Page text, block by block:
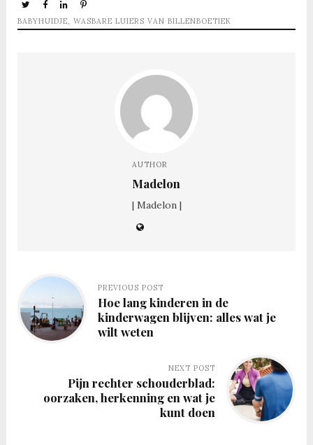
BABYHUIDJE, WASBARE LUIERS VAN BILLENBOETIEK
AUTHOR
Madelon
| Madelon |
PREVIOUS POST
Hoe lang kinderen in de
kinderwagen blijven: alles wat je
wilt weten
NEXT POST
Pijn rechter schouderblad:
oorzaken, herkenning en wat je
kunt doen